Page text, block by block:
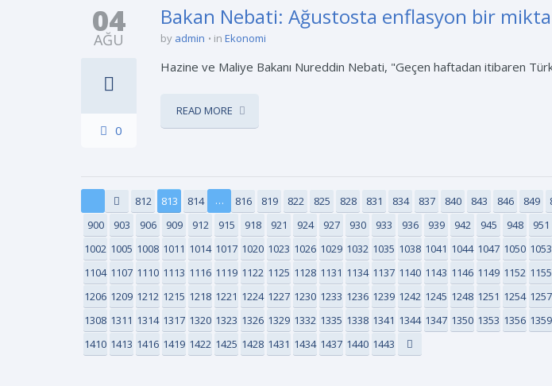
04
AĞU
0
Bakan Nebati: Ağustosta enflasyon bir
by admin in Ekonomi
Hazine ve Maliye Bakanı Nureddin Nebati, "Geçen haftadan itibaren
READ MORE
812 813 814 … 816 819 822 825 828 831 834 837 840 843 846 849
900
903 906 909 912 915 918 921 924 927 930 933 936 939 942 945 948 951
1002 1005 1008 1011 1014 1017 1020 1023 1026 1029 1032 1035 1038 1041 1044 1047 1050 1053
1104 1107 1110 1113 1116 1119 1122 1125 1128 1131 1134 1137 1140 1143 1146 1149 1152 1155
1206 1209 1212 1215 1218 1221 1224 1227 1230 1233 1236 1239 1242 1245 1248 1251 1254 1257
1308 1311 1314 1317 1320 1323 1326 1329 1332 1335 1338 1341 1344 1347 1350 1353 1356 1359
1410 1413 1416 1419 1422 1425 1428 1431 1434 1437 1440 1443